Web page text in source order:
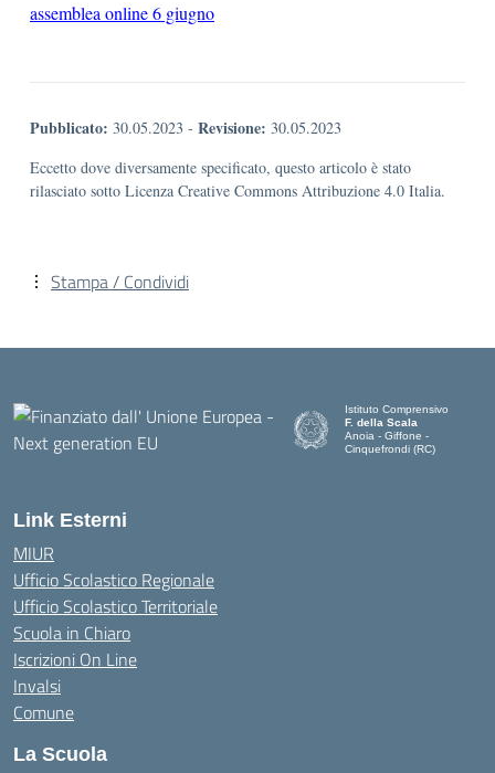
assemblea online 6 giugno
Pubblicato: 30.05.2023 - Revisione: 30.05.2023
Eccetto dove diversamente specificato, questo articolo è stato
rilasciato sotto Licenza Creative Commons Attribuzione 4.0 Italia.
Stampa / Condividi
Istituto Comprensivo
F. della Scala
Anoia - Giffone -
Cinquefrondi (RC)
Link Esterni
MIUR
Ufficio Scolastico Regionale
Ufficio Scolastico Territoriale
Scuola in Chiaro
Iscrizioni On Line
Invalsi
Comune
La Scuola